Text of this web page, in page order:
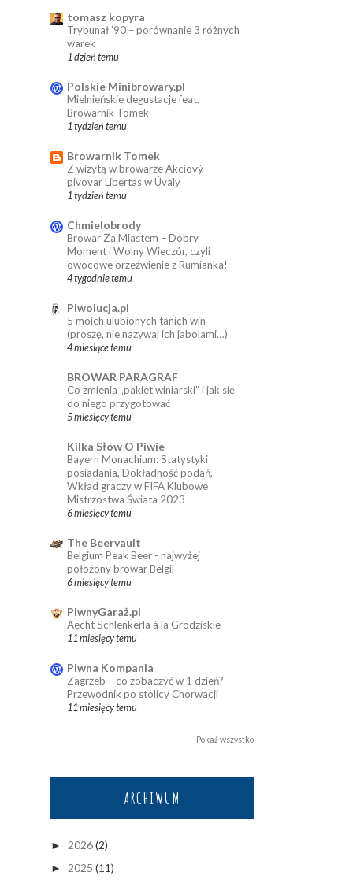
tomasz kopyra
Trybunał ’90 – porównanie 3 różnych
warek
1 dzień temu
Polskie Minibrowary.pl
Mielnieńskie degustacje feat.
Browarnik Tomek
1 tydzień temu
Browarnik Tomek
Z wizytą w browarze Akciový
pivovar Libertas w Úvaly
1 tydzień temu
Chmielobrody
Browar Za Miastem – Dobry
Moment i Wolny Wieczór, czyli
owocowe orzeźwienie z Rumianka!
4 tygodnie temu
Piwolucja.pl
5 moich ulubionych tanich win
(proszę, nie nazywaj ich jabolami…)
4 miesiące temu
BROWAR PARAGRAF
Co zmienia „pakiet winiarski” i jak się
do niego przygotować
5 miesięcy temu
Kilka Słów O Piwie
Bayern Monachium: Statystyki
posiadania, Dokładność podań,
Wkład graczy w FIFA Klubowe
Mistrzostwa Świata 2023
6 miesięcy temu
The Beervault
Belgium Peak Beer - najwyżej
położony browar Belgii
6 miesięcy temu
PiwnyGaraż.pl
Aecht Schlenkerla à la Grodziskie
11 miesięcy temu
Piwna Kompania
Zagrzeb – co zobaczyć w 1 dzień?
Przewodnik po stolicy Chorwacji
11 miesięcy temu
Pokaż wszystko
ARCHIWUM
► 2026(2)
► 2025 (11)